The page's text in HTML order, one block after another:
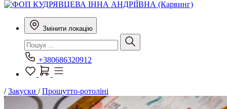
Змінити локацію
+380686320912
/Закуски /Прошутто-ротоліні